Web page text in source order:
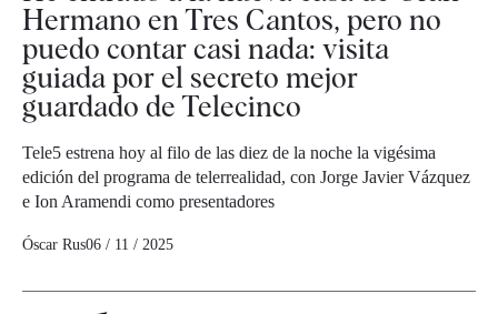
Hermano en Tres Cantos, pero no
puedo contar casi nada: visita
guiada por el secreto mejor
guardado de Telecinco
Tele5 estrena hoy al filo de las diez de la noche la vigésima
edición del programa de telerrealidad, con Jorge Javier Vázquez
e Ion Aramendi como presentadores
Óscar Rus06 / 11 / 2025